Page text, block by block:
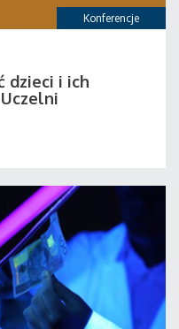
Konferencje
dzieci i ich